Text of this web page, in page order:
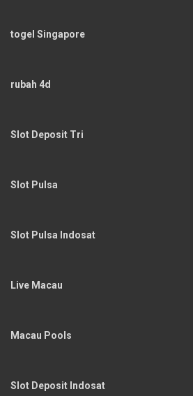
togel Singapore
rubah 4d
Slot Deposit Tri
Slot Pulsa
Slot Pulsa Indosat
Live Macau
Macau Pools
Slot Deposit Indosat